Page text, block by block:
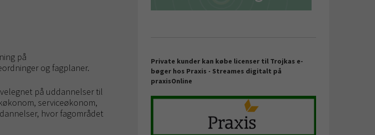
på
og fagplaner.
på uddannelser til
serviceøkonom,
hvor fagområdet
Private kunder kan købe licenser til Trojkas e-
bøger hos Praxis - Streames digitalt på
praxisOnline